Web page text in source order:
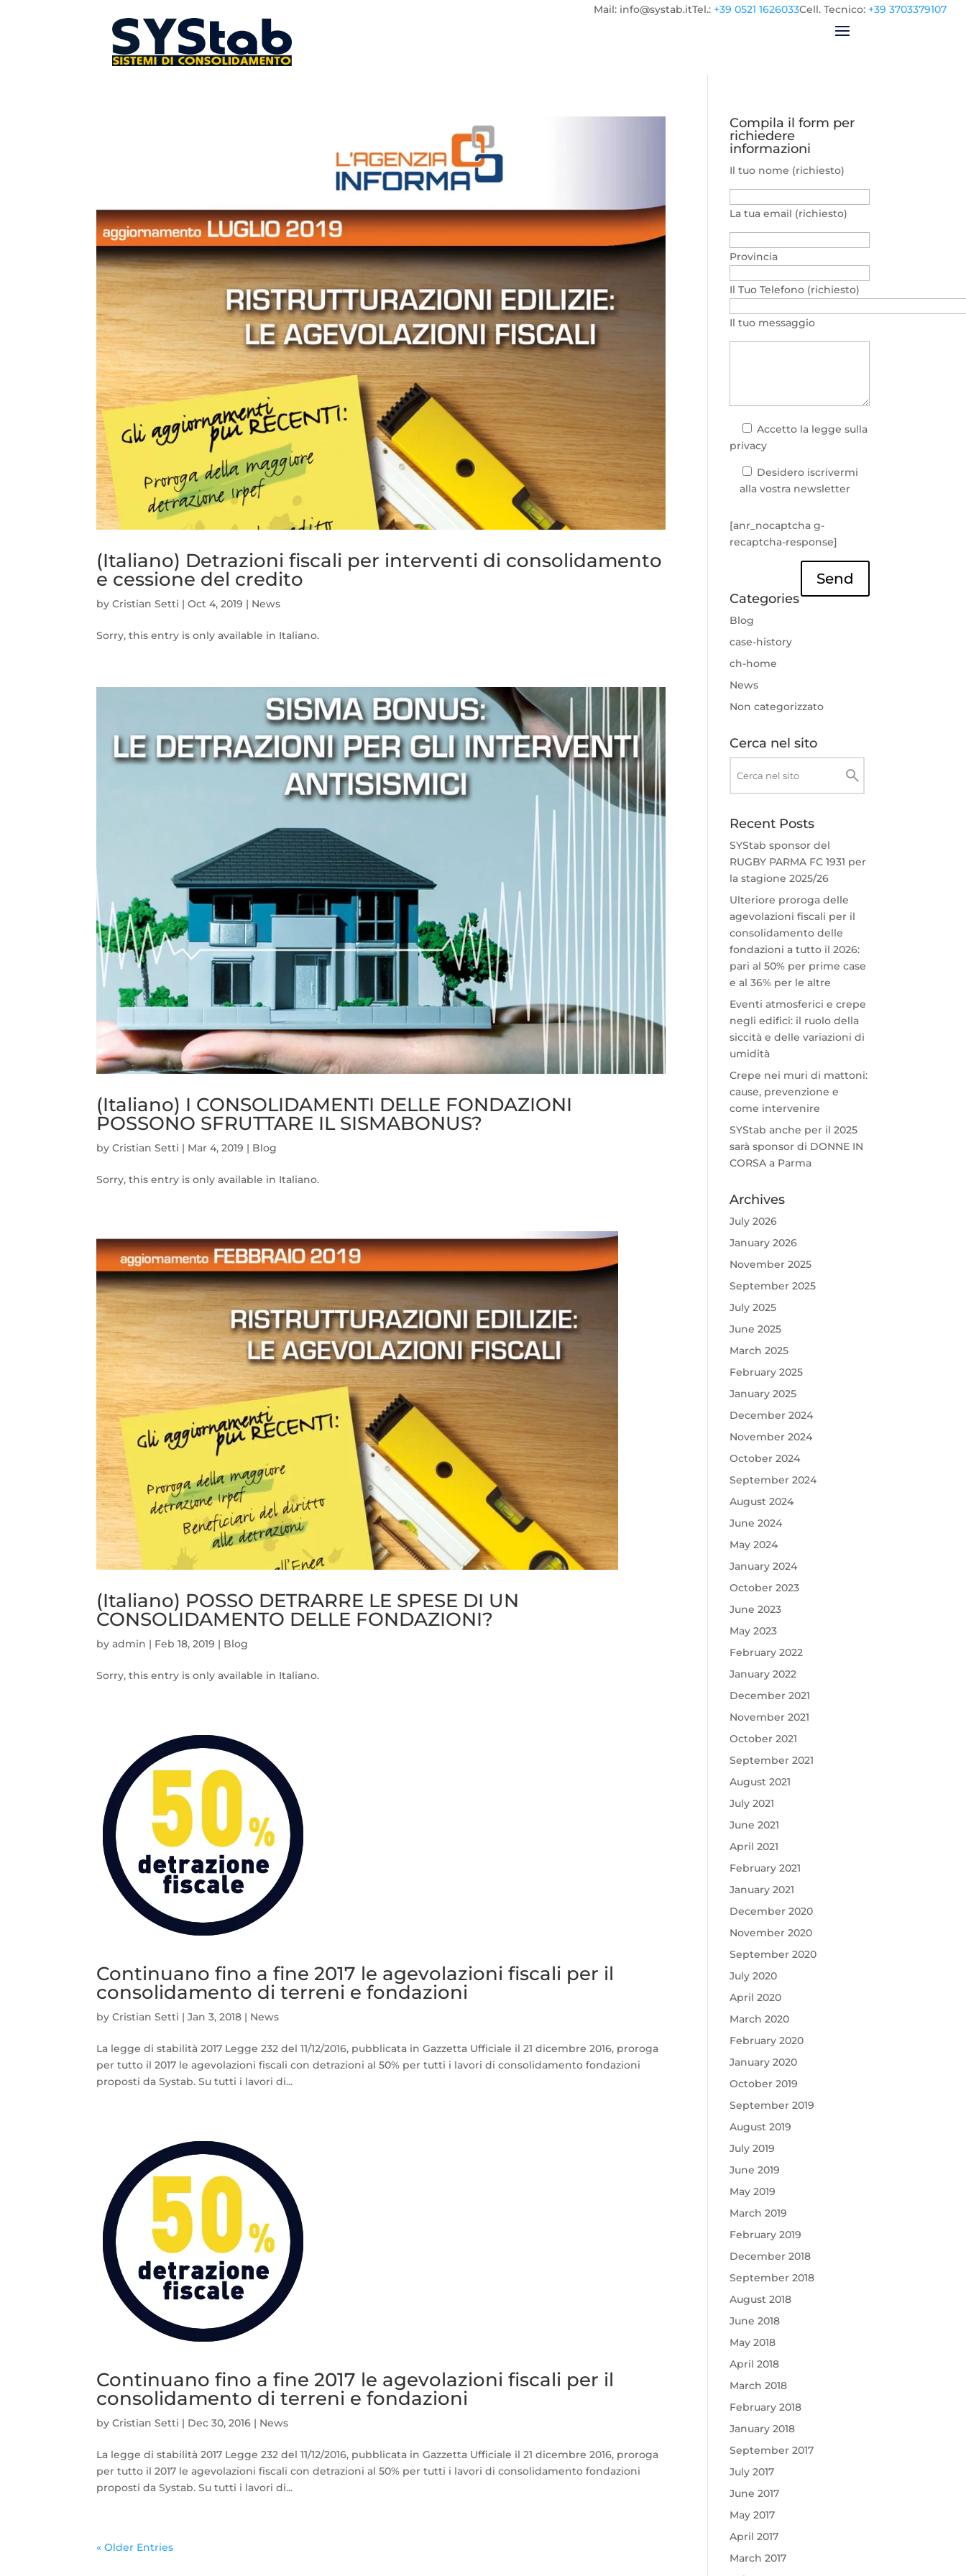
Cell. Tecnico: +39 3703379107
Tel.: +39 0521 1626033
Mail: info@systab.it
(Italiano) Detrazioni fiscali per interventi di consolidamento
e cessione del credito
byCristian Setti |Oct 4, 2019 | News
Sorry, this entry is only available in Italiano.
(Italiano) I CONSOLIDAMENTI DELLE FONDAZIONI
POSSONO SFRUTTARE IL SISMABONUS?
byCristian Setti | Mar 4, 2019 | Blog
Sorry, this entry is only available in Italiano.
(Italiano) POSSO DETRARRE LE SPESE DI UN
CONSOLIDAMENTO DELLE FONDAZIONI?
byadmin | Feb 18, 2019 | Blog
Sorry, this entry is only available in Italiano.
Continuano fino a fine 2017 le agevolazioni fiscali per il
consolidamento di terreni e fondazioni
byCristian Setti |Jan 3, 2018 | News
La legge di stabilità 2017 Legge 232 del 11/12/2016, pubblicata in Gazzetta Ufficiale il 21 dicembre 2016, proroga
per tutto il 2017 le agevolazioni fiscali con detrazioni al 50% per tutti i lavori di consolidamento fondazioni
proposti da Systab. Su tutti i lavori di...
Continuano fino a fine 2017 le agevolazioni fiscali per il
consolidamento di terreni e fondazioni
byCristian Setti | Dec 30, 2016 | News
La legge di stabilità 2017 Legge 232 del 11/12/2016, pubblicata in Gazzetta Ufficiale il 21 dicembre 2016, proroga
per tutto il 2017 le agevolazioni fiscali con detrazioni al 50% per tutti i lavori di consolidamento fondazioni
proposti da Systab. Su tutti i lavori di...
« Older Entries
Compila il form per
richiedere
informazioni
Il tuo nome (richiesto)
La tua email (richiesto)
Provincia
Il Tuo Telefono (richiesto)
Il tuo messaggio
Accetto la legge sulla
privacy
Desidero iscrivermi
alla vostra newsletter
[anr_nocaptcha g-
recaptcha-response]
Send
Categories
Blog
case-history
ch-home
News
Non categorizzato
Cerca nel sito
Recent Posts
SYStab sponsor del
RUGBY PARMA FC 1931 per
la stagione 2025/26
Ulteriore proroga delle
agevolazioni fiscali per il
consolidamento delle
fondazioni a tutto il 2026:
pari al 50% per prime case
e al 36% per le altre
Eventi atmosferici e crepe
negli edifici: il ruolo della
siccità e delle variazioni di
umidità
Crepe nei muri di mattoni:
cause, prevenzione e
come intervenire
SYStab anche per il 2025
sarà sponsor di DONNE IN
CORSA a Parma
Archives
July 2026
January 2026
November 2025
September 2025
July 2025
June 2025
March 2025
February 2025
January 2025
December 2024
November 2024
October 2024
September 2024
August 2024
June 2024
May 2024
January 2024
October 2023
June 2023
May 2023
February 2022
January 2022
December 2021
November 2021
October 2021
September 2021
August 2021
July 2021
June 2021
April 2021
February 2021
January 2021
December 2020
November 2020
September 2020
July 2020
April 2020
March 2020
February 2020
January 2020
October 2019
September 2019
August 2019
July 2019
June 2019
May 2019
March 2019
February 2019
December 2018
September 2018
August 2018
June 2018
May 2018
April 2018
March 2018
February 2018
January 2018
September 2017
July 2017
June 2017
May 2017
April 2017
March 2017